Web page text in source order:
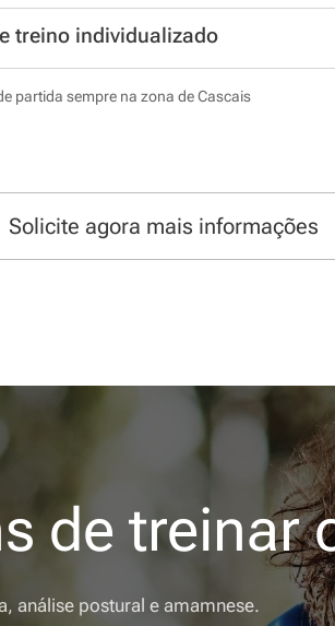
treino individualizado
partida sempre na zona de Cascais
Solicite agora mais informações
de treinar
análise postural e amamnese.